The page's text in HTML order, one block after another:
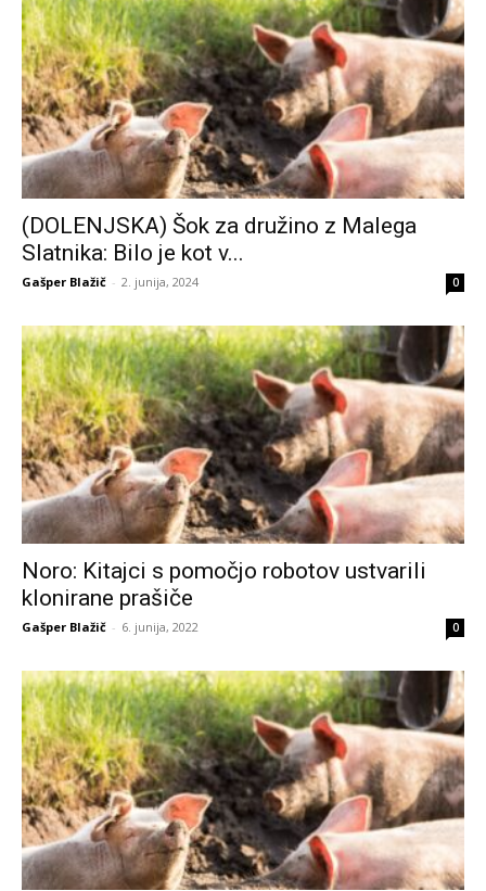
(DOLENJSKA) Šok za družino z Malega
Slatnika: Bilo je kot v...
Gašper Blažič - 2. junija, 2024 0
Noro: Kitajci s pomočjo robotov ustvarili
klonirane prašiče
Gašper Blažič - 6. junija, 2022 0